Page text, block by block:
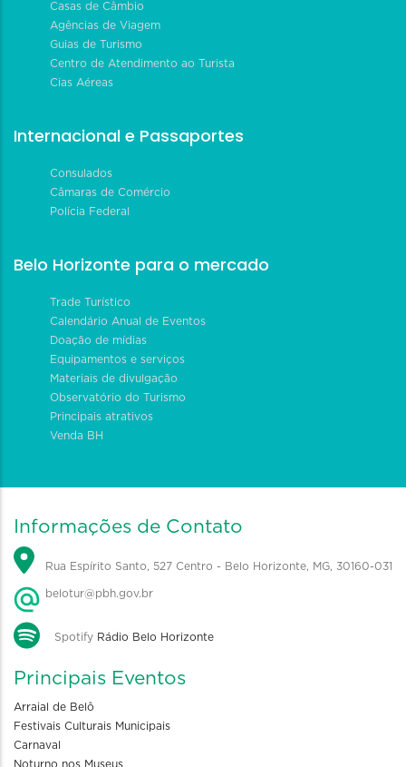
Casas de Câmbio
Agências de Viagem
Guias de Turismo
Centro de Atendimento ao Turista
Cias Aéreas
Internacional e Passaportes
Consulados
Câmaras de Comércio
Polícia Federal
Belo Horizonte para o mercado
Trade Turístico
Calendário Anual de Eventos
Doação de mídias
Equipamentos e serviços
Materiais de divulgação
Observatório do Turismo
Principais atrativos
Venda BH
Informações de Contato
Rua Espírito Santo, 527 Centro - Belo Horizonte, MG, 30160-031
belotur@pbh.gov.br
Spotify Rádio Belo Horizonte
Principais Eventos
Arraial de Belô
Festivais Culturais Municipais
Carnaval
Noturno nos Museus